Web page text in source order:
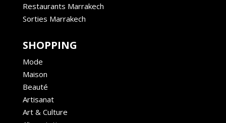
Restaurants Marrakech
Sorties Marrakech
SHOPPING
Mode
Maison
Beauté
Artisanat
Art & Culture